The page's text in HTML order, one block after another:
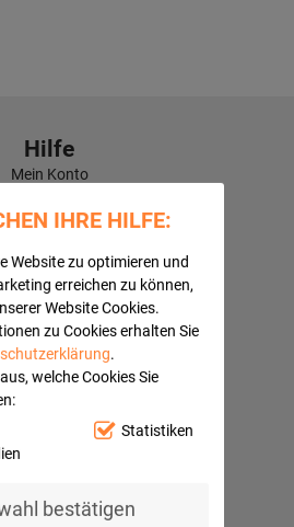
IHRE HILFE:
Website zu optimieren und
erreichen zu können,
Website Cookies.
zu Cookies erhalten Sie
.
welche Cookies Sie
Statistiken
bestätigen
Hilfe
Mein Konto
Fragen
Navi:
AGB
Datenschutz